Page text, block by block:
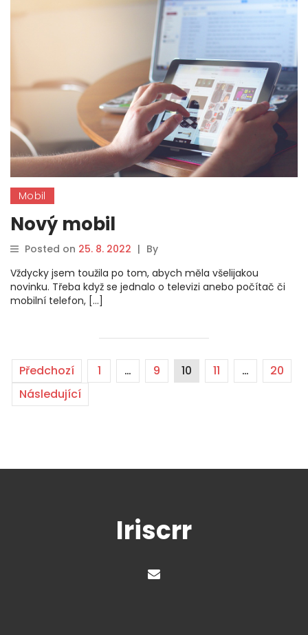
Mobil
Nový mobil
Posted on 25. 8. 2022 | By
Vždycky jsem toužila po tom, abych měla všelijakou
novinku. Třeba když se jednalo o televizi anebo počítač či
mobilní telefon, […]
Předchozí 1 … 9 10 11 …
20
Následující
Iriscrr